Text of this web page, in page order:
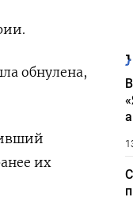
обнулена,
их